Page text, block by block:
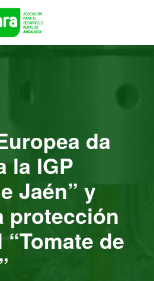
da
la IGP
Jaén” y
protección
de